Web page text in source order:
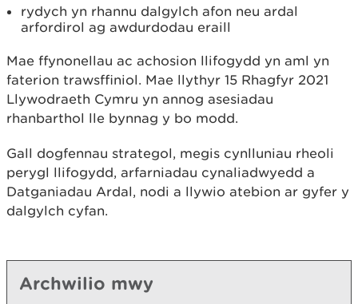
rydych yn rhannu dalgylch afon neu ardal
arfordirol ag awdurdodau eraill
Mae ffynonellau ac achosion llifogydd yn aml yn
faterion trawsffiniol. Mae llythyr 15 Rhagfyr 2021
Llywodraeth Cymru yn annog asesiadau
rhanbarthol lle bynnag y bo modd.
Gall dogfennau strategol, megis cynlluniau rheoli
perygl llifogydd, arfarniadau cynaliadwyedd a
Datganiadau Ardal, nodi a llywio atebion ar gyfer y
dalgylch cyfan.
Archwilio mwy